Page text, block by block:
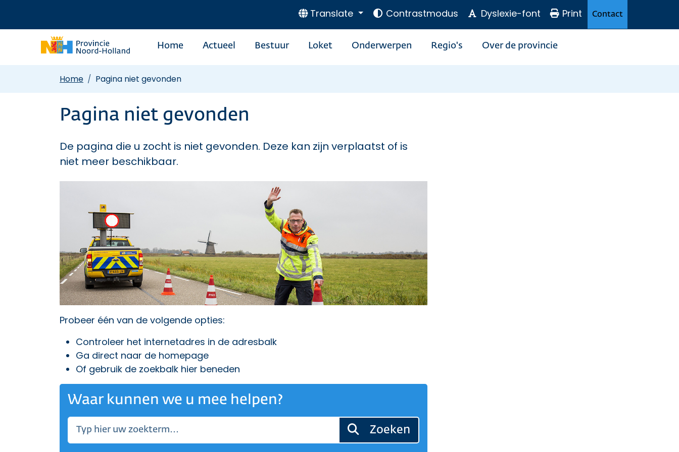
Translate Contrastmodus Dyslexie-font Print Contact
Home Actueel Bestuur Loket Onderwerpen Regio's Over de provincie
Home Pagina niet gevonden
Pagina niet gevonden
De pagina die u zocht is niet gevonden. Deze kan zijn verplaatst of is
niet meer beschikbaar.
Probeer één van de volgende opties:
Controleer het internetadres in de adresbalk
Ga direct naar de homepage
Of gebruik de zoekbalk hier beneden
Waar kunnen we u mee helpen?
Zoeken